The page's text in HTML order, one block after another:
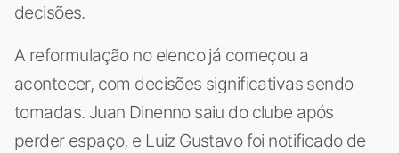
decisões.
A reformulação no elenco já começou a
acontecer, com decisões significativas sendo
tomadas. Juan Dinenno saiu do clube após
perder espaço, e Luiz Gustavo foi notificado de